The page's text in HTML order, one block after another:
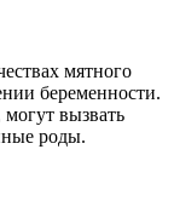
мятного
беременности.
вызвать
роды.